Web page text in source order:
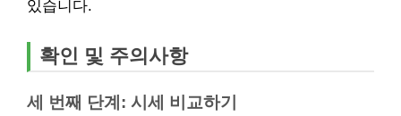
있습니다.
확인 및 주의사항
세 번째 단계: 시세 비교하기